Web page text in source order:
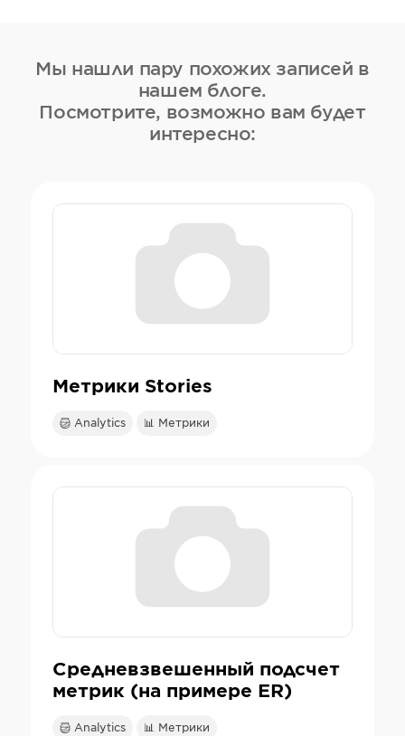
Мы нашли пару похожих записей в
нашем блоге.
Посмотрите, возможно вам будет
интересно:
Метрики Stories
Analytics 📊 Метрики
Средневзвешенный подсчет
метрик (на примере ER)
Analytics 📊 Метрики